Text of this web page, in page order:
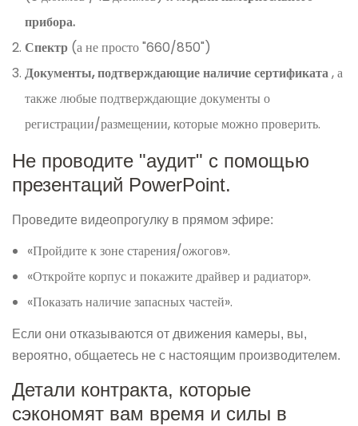
прибора.
Спектр (а не просто "660/850")
Документы, подтверждающие наличие сертификата, а
также любые подтверждающие документы о
регистрации/размещении, которые можно проверить.
Не проводите "аудит" с помощью
презентаций PowerPoint.
Проведите видеопрогулку в прямом эфире:
«Пройдите к зоне старения/ожогов».
«Откройте корпус и покажите драйвер и радиатор».
«Показать наличие запасных частей».
Если они отказываются от движения камеры, вы,
вероятно, общаетесь не с настоящим производителем.
Детали контракта, которые
сэкономят вам время и силы в